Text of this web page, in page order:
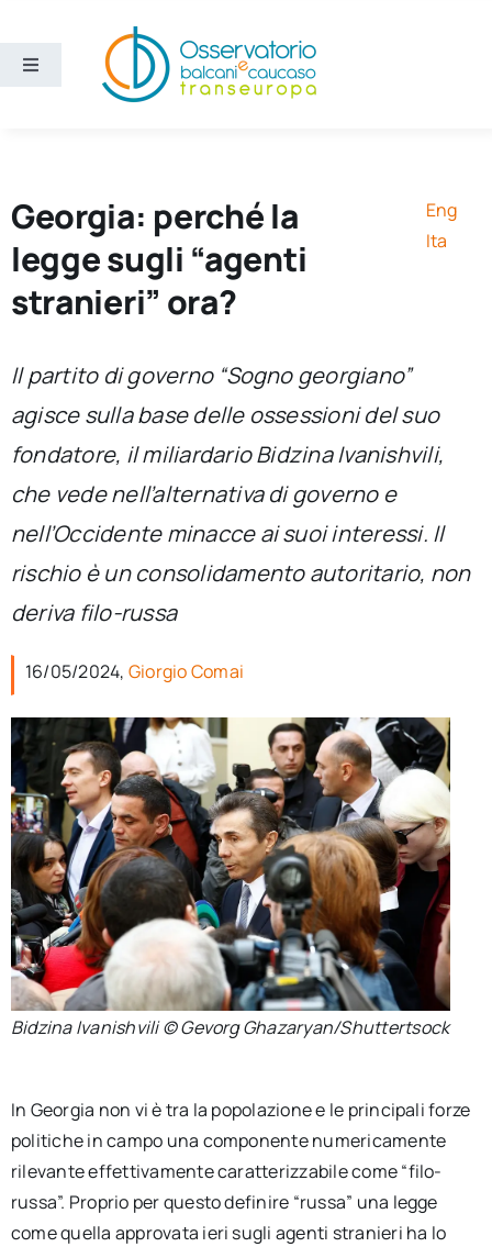
contenuto
Toggle
Ricerca e divulgazione
Chi siamo
per:
Newsletter
Georgia: perché la
legge sugli “agenti
stranieri” ora?
Eng
Ita
Il partito di governo “Sogno georgiano”
agisce sulla base delle ossessioni del suo
fondatore, il miliardario Bidzina Ivanishvili,
che vede nell’alternativa di governo e
nell’Occidente minacce ai suoi interessi. Il
rischio è un consolidamento autoritario, non
deriva filo-russa
16/05/2024, Giorgio Comai
Bidzina Ivanishvili © Gevorg Ghazaryan/Shuttertsock
In Georgia non vi è tra la popolazione e le principali forze
politiche in campo una componente numericamente
rilevante effettivamente caratterizzabile come “filo-
russa”. Proprio per questo definire “russa” una legge
come quella approvata ieri sugli agenti stranieri ha lo